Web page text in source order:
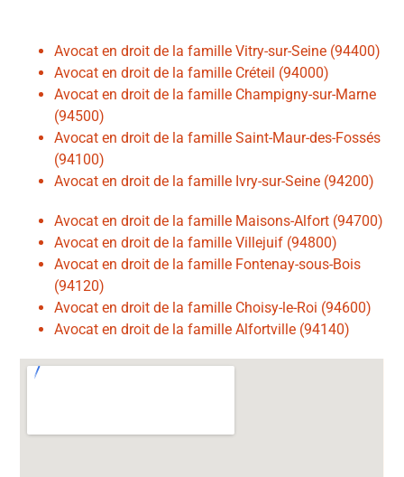
Avocat en droit de la famille Vitry-sur-Seine (94400)
Avocat en droit de la famille Créteil (94000)
Avocat en droit de la famille Champigny-sur-Marne
(94500)
Avocat en droit de la famille Saint-Maur-des-Fossés
(94100)
Avocat en droit de la famille Ivry-sur-Seine (94200)
Avocat en droit de la famille Maisons-Alfort (94700)
Avocat en droit de la famille Villejuif (94800)
Avocat en droit de la famille Fontenay-sous-Bois
(94120)
Avocat en droit de la famille Choisy-le-Roi (94600)
Avocat en droit de la famille Alfortville (94140)